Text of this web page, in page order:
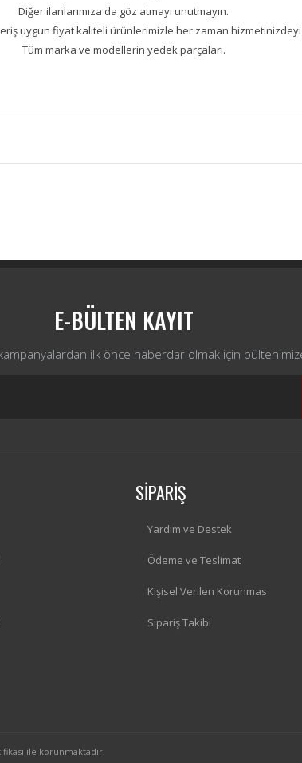
Diğer ilanlarımıza da göz atmayı unutmayın.
uygun fiyat kaliteli ürünlerimizle her zaman
Tüm marka ve modellerin yedek parçaları.
E-BÜLTEN KAYIT
ilk önce haberdar olmak için
SİPARİŞ
Yardım ve Destek
Ödeme ve Teslimat
Kişisel Verilen Korunmas
Sipariş Takibi
ile korunmaktadır.